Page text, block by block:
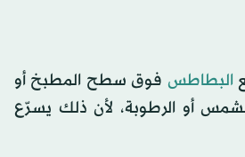
البطاطس فوق سطح المطبخ أو
أو الرطوبة، لأن ذلك يسرّع